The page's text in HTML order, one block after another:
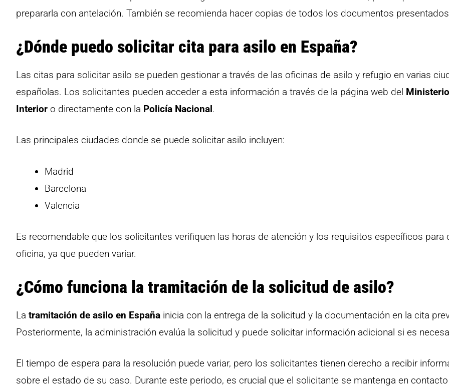
prepararla con antelación. También se recomienda hacer copias de todos los documentos
¿Dónde puedo solicitar cita para asilo en España?
Las citas para solicitar asilo se pueden gestionar a través de las oficinas de asilo y refugio en varias
españolas. Los solicitantes pueden acceder a esta información a través de la página web del
Interior o directamente con la Policía Nacional.
Las principales ciudades donde se puede solicitar asilo incluyen:
Madrid
Barcelona
Valencia
Es recomendable que los solicitantes verifiquen las horas de atención y los requisitos específicos para
oficina, ya que pueden variar.
¿Cómo funciona la tramitación de la solicitud de asilo?
La tramitación de asilo en España inicia con la entrega de la solicitud y la documentación en la cita
Posteriormente, la administración evalúa la solicitud y puede solicitar información adicional si es
El tiempo de espera para la resolución puede variar, pero los solicitantes tienen derecho a recibir
sobre el estado de su caso. Durante este periodo, es crucial que el solicitante se mantenga en